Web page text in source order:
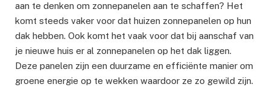
aan te denken om zonnepanelen aan te schaffen? Het
komt steeds vaker voor dat huizen zonnepanelen op hun
dak hebben. Ook komt het vaak voor dat bij aanschaf van
je nieuwe huis er al zonnepanelen op het dak liggen.
Deze panelen zijn een duurzame en efficiënte manier om
groene energie op te wekken waardoor ze zo gewild zijn.